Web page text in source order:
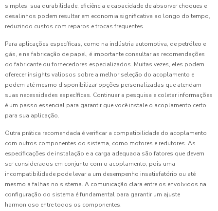
simples, sua durabilidade, eficiência e capacidade de absorver choques e
desalinhos podem resultar em economia significativa ao longo do tempo,
reduzindo custos com reparos e trocas frequentes.
Para aplicações específicas, como na indústria automotiva, de petróleo e
gás, e na fabricação de papel, é importante consultar as recomendações
do fabricante ou fornecedores especializados. Muitas vezes, eles podem
oferecer insights valiosos sobre a melhor seleção do acoplamento e
podem até mesmo disponibilizar opções personalizadas que atendam
suas necessidades específicas. Continuar a pesquisa e coletar informações
é um passo essencial para garantir que você instale o acoplamento certo
para sua aplicação.
Outra prática recomendada é verificar a compatibilidade do acoplamento
com outros componentes do sistema, como motores e redutores. As
especificações de instalação e a carga adequada são fatores que devem
ser considerados em conjunto com o acoplamento, pois uma
incompatibilidade pode levar a um desempenho insatisfatório ou até
mesmo a falhas no sistema. A comunicação clara entre os envolvidos na
configuração do sistema é fundamental para garantir um ajuste
harmonioso entre todos os componentes.